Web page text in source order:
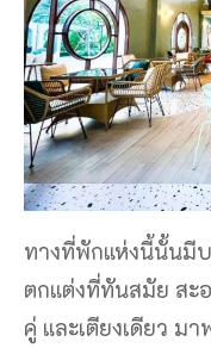
ทางที่พักแห่งนี้นั้นมี
ตกแต่งที่ทันสมัย สะ
คู่ และเตียงเดียว